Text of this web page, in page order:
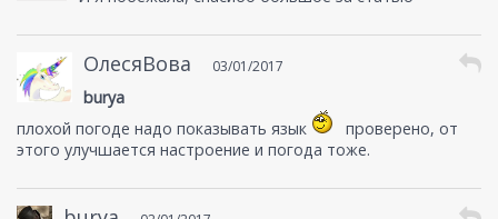
ОлесяВова 03/01/2017
burya
плохой погоде надо показывать язык
проверено, от
этого улучшается настроение и погода тоже.